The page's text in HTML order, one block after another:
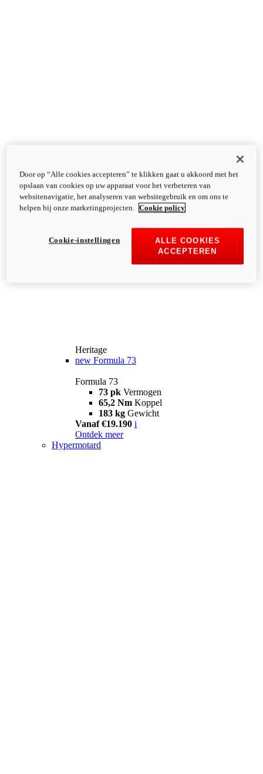
Heritage
new Formula 73
Formula 73
73 pk Vermogen
65,2 Nm Koppel
183 kg Gewicht
Vanaf €19.190 i
Ontdek meer
Hypermotard
Door op “Alle cookies accepteren” te klikken gaat u akkoord met het
opslaan van cookies op uw apparaat voor het verbeteren van
websitenavigatie, het analyseren van websitegebruik en om ons te
helpen bij onze marketingprojecten.
Cookie policy
ALLE COOKIES
ACCEPTEREN
Cookie-instellingen